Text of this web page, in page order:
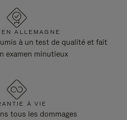
EN ALLEMAGNE
à un test de qualité et fait
examen minutieux
À VIE
tous les dommages